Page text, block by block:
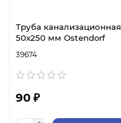
Труба канализационная
50x250 мм Ostendorf
39674
90 ₽